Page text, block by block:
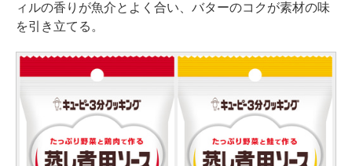
ィルの香りが魚介とよく合い、バターのコクが素材の味
を引き立てる。